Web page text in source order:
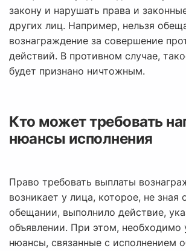
закону и нарушать права и
других лиц. Например, нельзя
вознаграждение за совершение
действий. В противном случае,
будет признано ничтожным.
Кто может требовать
нюансы исполнения
Право требовать выплаты
возникает у лица, которое, не зная
обещании, выполнило действие,
объявлении. При этом, необходимо
нюансы, связанные с исполнением